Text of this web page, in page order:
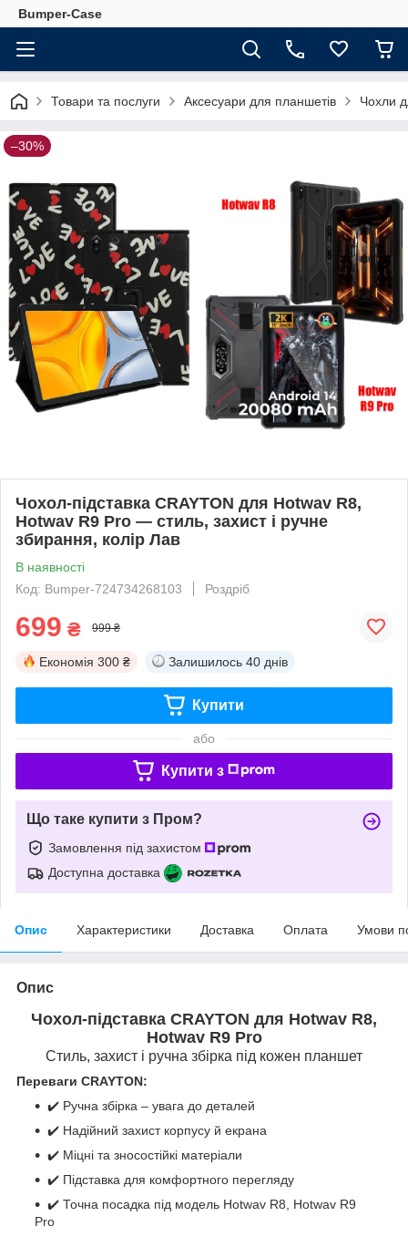
Bumper-Case
Товари та послуги Аксесуари для планшетів Чохли
–30%
Чохол-підставка CRAYTON для Hotwav R8,
Hotwav R9 Pro — стиль, захист і ручне
збирання, колір Лав
В наявності
Код: Bumper-724734268103
Роздріб
699 ₴ 999 ₴
Економія 300 ₴ Залишилось 40 днів
Купити
або
Купити з
Що таке купити з Пром?
Замовлення під захистом
Доступна доставка
Опис Характеристики Доставка Оплата Умови
Опис
Чохол-підставка CRAYTON для Hotwav R8,
Hotwav R9 Pro
Стиль, захист і ручна збірка під кожен планшет
Переваги CRAYTON:
✔️ Ручна збірка – увага до деталей
✔️ Надійний захист корпусу й екрана
✔️ Міцні та зносостійкі матеріали
✔️ Підставка для комфортного перегляду
✔️ Точна посадка під модель Hotwav R8, Hotwav R9
Pro